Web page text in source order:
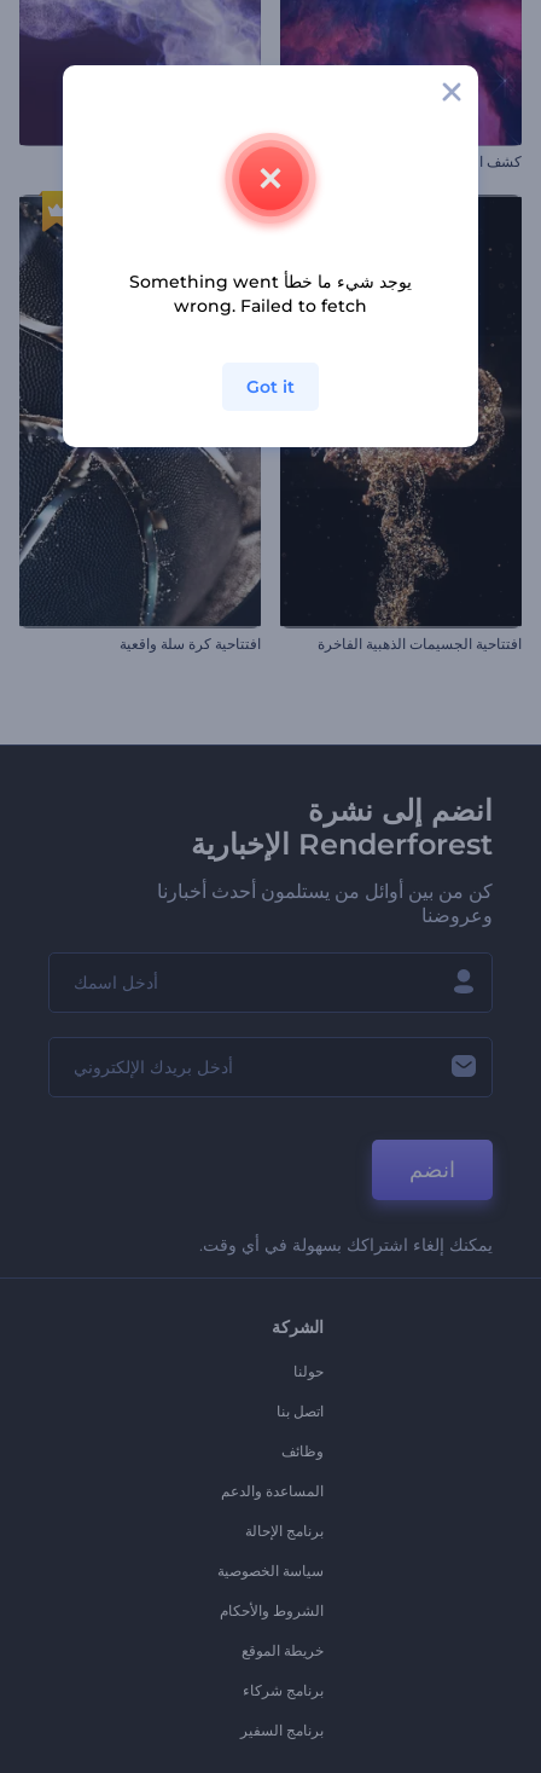
كشف الشعار في السديم المتوهج افتتاحية تنين متوهج
افتتاحية الجسيمات الذهبية الفاخرة افتتاحية كرة سلة واقعية
انضم إلى نشرة
Renderforest الإخبارية
كن من بين أوائل من يستلمون أحدث أخبارنا
وعروضنا
انضم
يمكنك إلغاء اشتراكك بسهولة في أي وقت.
الشركة
حولنا
اتصل بنا
وظائف
المساعدة والدعم
برنامج الإحالة
سياسة الخصوصية
الشروط والأحكام
خريطة الموقع
برنامج شركاء
برنامج السفير
يوجد شيء ما خطأ Something went
wrong. Failed to fetch
Got it